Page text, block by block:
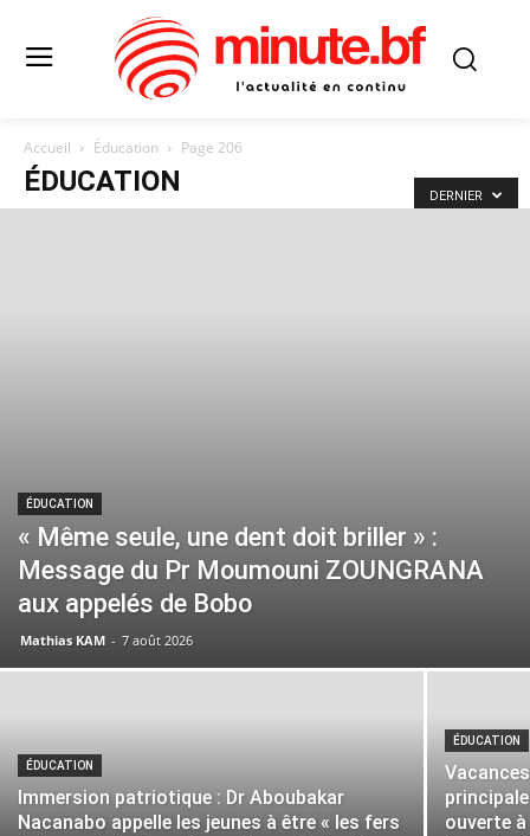
Accueil Éducation Page 206
ÉDUCATION DERNIER
ÉDUCATION
« Même seule, une dent doit briller » :
Message du Pr Moumouni ZOUNGRANA
aux appelés de Bobo
Mathias KAM - 7 août 2026
ÉDUCATION
Immersion patriotique : Dr Aboubakar
Nacanabo appelle les jeunes à être « les fers
ÉDUCATION
ouverte